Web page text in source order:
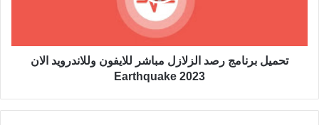
تحميل برنامج رصد الزلازل مباشر للايفون وللاندرويد الان
2023 Earthquake